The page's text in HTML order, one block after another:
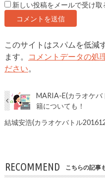
新しい投稿をメールで受け取
このサイトはスパムを低減
ます。
コメントデータの処
ださい
MARIA-E(カラオケ
籍についても！
結城安浩(カラオケバトル
RECOMMEND こちらの記事